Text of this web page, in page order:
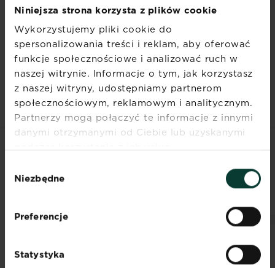
Niniejsza strona korzysta z plików cookie
Wykorzystujemy pliki cookie do
spersonalizowania treści i reklam, aby oferować
funkcje społecznościowe i analizować ruch w
naszej witrynie. Informacje o tym, jak korzystasz
z naszej witryny, udostępniamy partnerom
społecznościowym, reklamowym i analitycznym.
Partnerzy mogą połączyć te informacje z innymi
danymi otrzymanymi od Ciebie lub uzyskanymi
podczas korzystania z ich usług.
zgody
Niezbędne
Preferencje
Statystyka
Do podziału roślin o mięsistych korzeniach
warto użyć ostrego noża.
Zewnętrzne części korzenia są najmłodsze i
najbardziej energiczne. Część środkowa
jest częścią najstarszą i nierzadko trzeba ją
po prostu wyrzucić.